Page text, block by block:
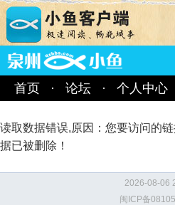
首页 · 论坛 · 个人中心
读取数据错误,原因：您要访问的
据已被删除！
2026-08-06
闽ICP备